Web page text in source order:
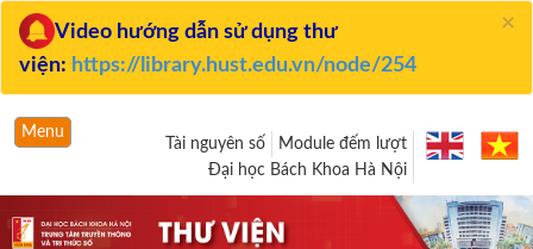
×
Video hướng dẫn sử dụng thư
viện: https://library.hust.edu.vn/node/254
Module đếm lượt
Tài nguyên số
Đại học Bách Khoa Hà Nội
Menu